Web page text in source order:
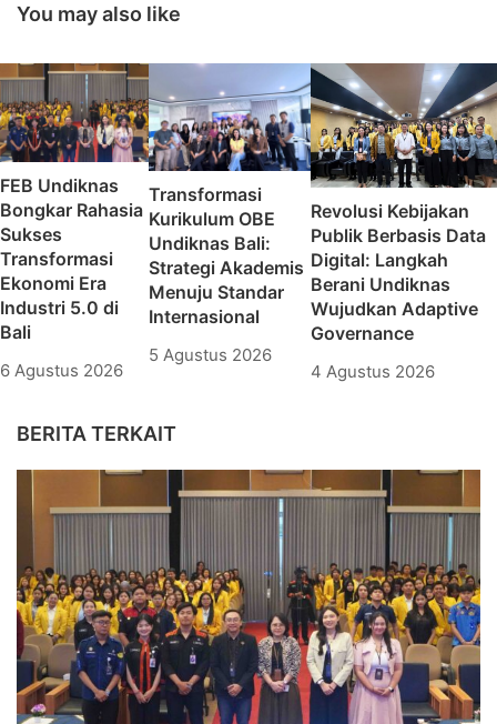
You may also like
FEB Undiknas
Bongkar Rahasia
Sukses
Transformasi
Ekonomi Era
Industri 5.0 di
Bali
6 Agustus 2026
Transformasi
Kurikulum OBE
Undiknas Bali:
Strategi Akademis
Menuju Standar
Internasional
5 Agustus 2026
Revolusi Kebijakan
Publik Berbasis Data
Digital: Langkah
Berani Undiknas
Wujudkan Adaptive
Governance
4 Agustus 2026
BERITA TERKAIT